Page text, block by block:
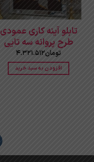
تابلو آینه کاری عمودی
طرح پروانه سه تایی
تومان4.321.512
افزودن به سبد خرید